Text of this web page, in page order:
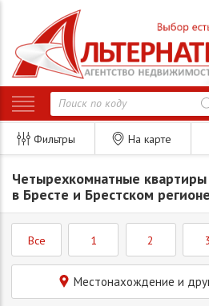
Фильтры На карте
Четырехкомнатные квартиры
в Бресте и Брестском регионе
Все 1 2 3
Местонахождение и